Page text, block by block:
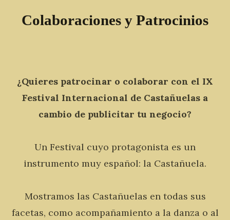
Colaboraciones y Patrocinios
¿Quieres patrocinar o colaborar con el IX
Festival Internacional de Castañuelas a
cambio de publicitar tu negocio?
Un Festival cuyo protagonista es un
instrumento muy español: la Castañuela.
Mostramos las Castañuelas en todas sus
facetas, como acompañamiento a la danza o al